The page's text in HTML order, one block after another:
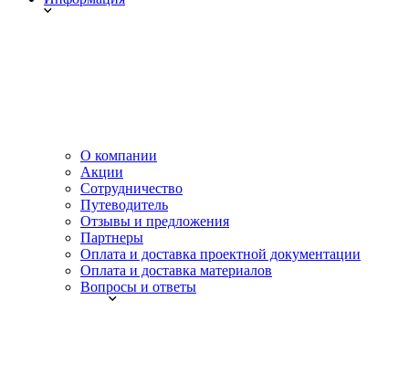
О компании
Акции
Сотрудничество
Путеводитель
Отзывы и предложения
Партнеры
Оплата и доставка проектной документации
Оплата и доставка материалов
Вопросы и ответы